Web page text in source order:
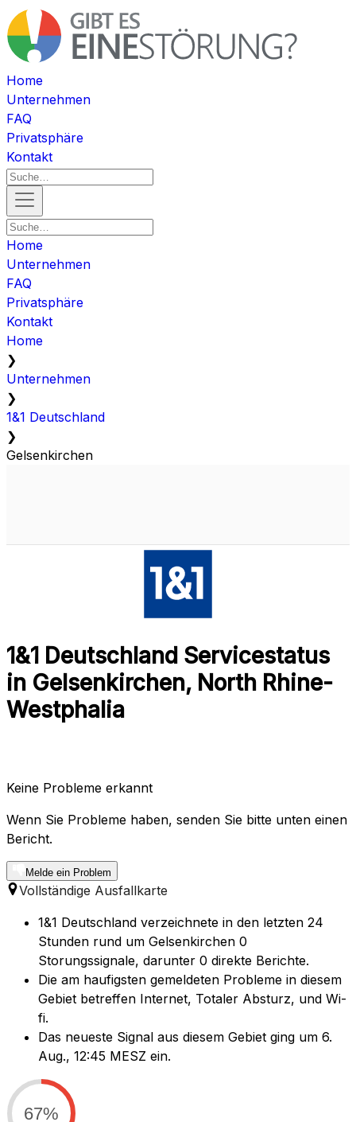
Home
Unternehmen
FAQ
Privatsphäre
Kontakt
Home
Unternehmen
FAQ
Privatsphäre
Kontakt
Home
❯
Unternehmen
❯
1&1 Deutschland
❯
Gelsenkirchen
1&1 Deutschland Servicestatus
in Gelsenkirchen, North Rhine-
Westphalia
Keine Probleme erkannt
Wenn Sie Probleme haben, senden Sie bitte unten einen
Bericht.
Melde ein Problem
Vollständige Ausfallkarte
1&1 Deutschland verzeichnete in den letzten 24
Stunden rund um Gelsenkirchen 0
Storungssignale, darunter 0 direkte Berichte.
Die am haufigsten gemeldeten Probleme in diesem
Gebiet betreffen Internet, Totaler Absturz, und Wi-
fi.
Das neueste Signal aus diesem Gebiet ging um 6.
Aug., 12:45 MESZ ein.
67%